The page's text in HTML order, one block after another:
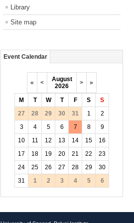
Library
Site map
Event Calendar
« <
August
2026
> »
M T W T F S
S
27
28 29 30 31 1
2
3
4 5 6 7 8
9
10
11 12 13 14 15
16
17
18 19 20 21 22
23
24
25 26 27 28 29
30
31
1 2 3 4 5 6